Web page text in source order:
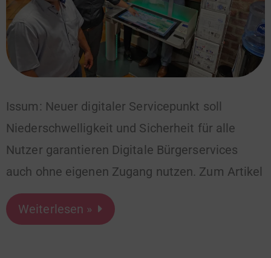
Issum: Neuer digitaler Servicepunkt soll
Niederschwelligkeit und Sicherheit für alle
Nutzer garantieren Digitale Bürgerservices
auch ohne eigenen Zugang nutzen. Zum Artikel
Weiterlesen »